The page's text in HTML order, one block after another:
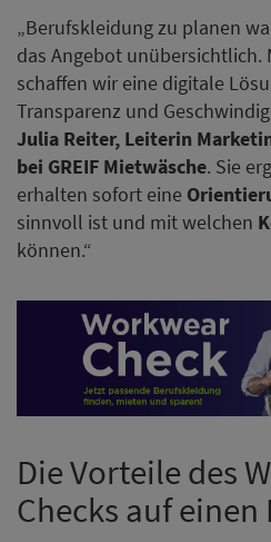
„Berufskleidung zu planen
das Angebot unübersichtlich.
schaffen wir eine digitale
Transparenz und
Julia Reiter, Leiterin
bei GREIF Mietwäsche. Sie
erhalten sofort eine
sinnvoll ist und mit welchen
können.“
Die Vorteile des
Checks auf einen